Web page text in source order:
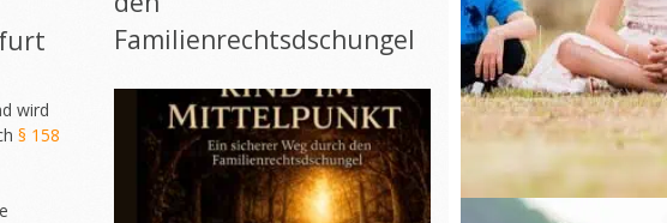
wird
§ 158
Familienrechtsdschungel